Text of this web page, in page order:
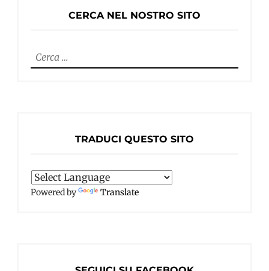
CERCA NEL NOSTRO SITO
Ricerca
per:
TRADUCI QUESTO SITO
Powered by Translate